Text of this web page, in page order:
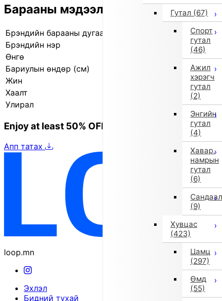
Гутал (67)
Спорт
гутал
(46)
Ажил
хэрэгч
гутал
(2)
Энгийн
гутал
(4)
Хавар,
намрын
гутал
(6)
Сандаал
(9)
Хувцас
(423)
Цамц
(297)
Өмд
(55)
Барааны мэдээлэл
Брэндийн барааны дугаар
Брэндийн нэр
Өнгө
Бариулын өндөр (см)
Жин
Хаалт
Улирал
2025 оны намар/өвөл
Enjoy at least 50% OFF Tokyo fashion
Апп татах
loop.mn
Эхлэл
Бидний тухай